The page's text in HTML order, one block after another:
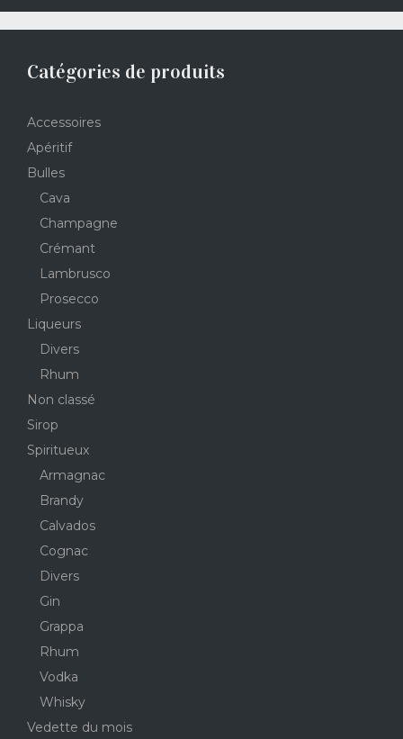
Catégories de produits
Accessoires
Apéritif
Bulles
Cava
Champagne
Crémant
Lambrusco
Prosecco
Liqueurs
Divers
Rhum
Non classé
Sirop
Spiritueux
Armagnac
Brandy
Calvados
Cognac
Divers
Gin
Grappa
Rhum
Vodka
Whisky
Vedette du mois